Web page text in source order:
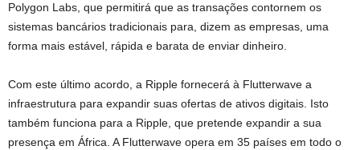
Polygon Labs, que permitirá que as transações contornem os
sistemas bancários tradicionais para, dizem as empresas, uma
forma mais estável, rápida e barata de enviar dinheiro.
Com este último acordo, a Ripple fornecerá à Flutterwave a
infraestrutura para expandir suas ofertas de ativos digitais. Isto
também funciona para a Ripple, que pretende expandir a sua
presença em África. A Flutterwave opera em 35 países em todo o